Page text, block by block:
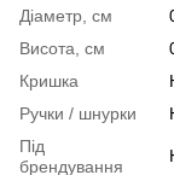
Діаметр, см
Висота, см
Кришка
Ручки / шнурки
Під
брендування